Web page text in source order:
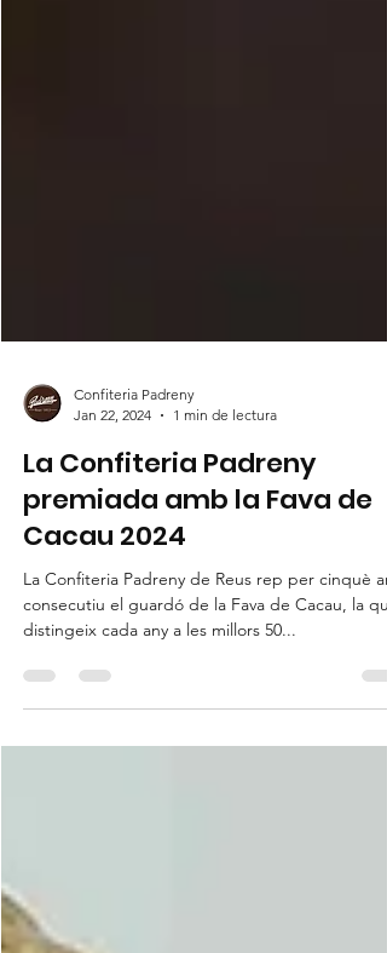
Jan 22, 2024
1 min de lectura
La Confiteria Padreny
premiada amb la Fava de
Cacau 2024
La Confiteria Padreny de Reus rep per cinquè
distingeix cada any a les millors 50...